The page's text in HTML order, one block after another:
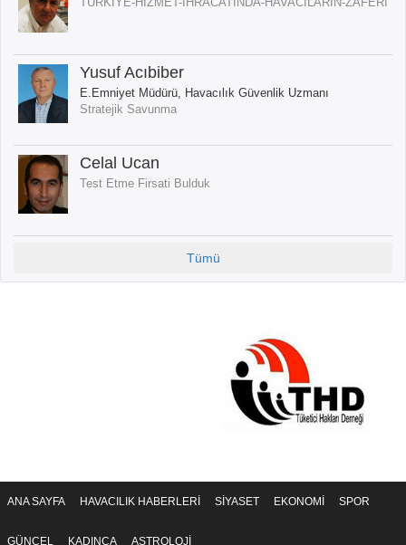
Yusuf Acıbiber
E.Emniyet Müdürü, Havacılık Güvenlik Uzmanı
Stratejik Savunma
Celal Ucan
Test Etme Firsati Bulduk
Tümü
ANA SAYFA HAVACILIK HABERLERİ SİYASET EKONOMİ SPOR
GÜNCEL KADINCA ASTROLOJİ